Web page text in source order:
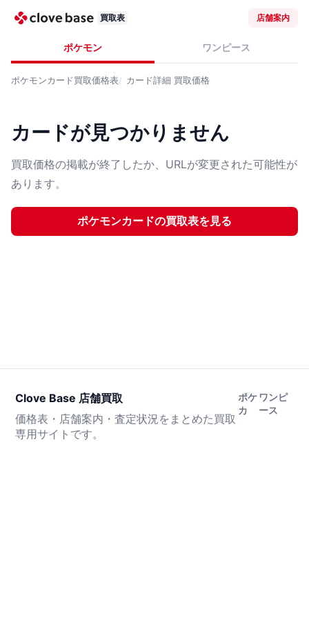
買取表 店舗案内
ポケモン ワンピース
ポケモンカード買取価格表 カード詳細 買取価格
カードが見つかりません
買取価格の掲載が終了したか、URLが変更された可能性が
あります。
ポケモンカードの買取表を見る
Clove Base 店舗買取
価格表・店舗案内・査定状況をまとめた買取
専用サイトです。
ポケ
カ
ワンピ
ース